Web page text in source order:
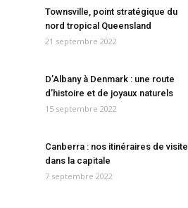
Townsville, point stratégique du
nord tropical Queensland
21 septembre 2022
D’Albany à Denmark : une route
d’histoire et de joyaux naturels
15 septembre 2022
Canberra : nos itinéraires de visite
dans la capitale
7 septembre 2022